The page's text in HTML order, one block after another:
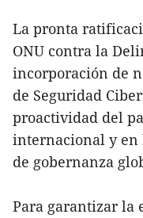
La pronta
ONU contra la
incorporación de
de Seguridad
proactividad del
internacional y en
de gobernanza
Para garantizar la